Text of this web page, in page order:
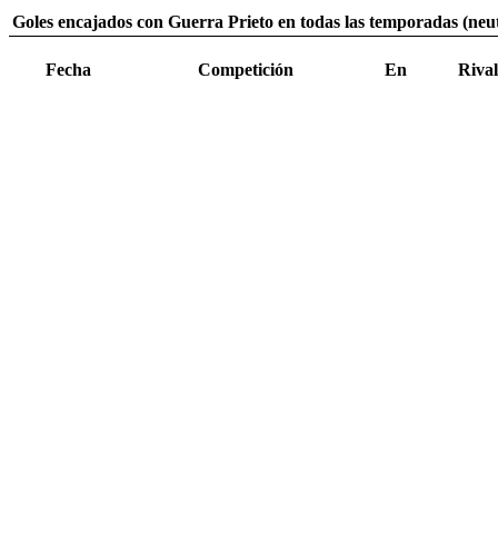
Goles encajados con Guerra Prieto en todas las temporadas
Fecha Competición En Rival